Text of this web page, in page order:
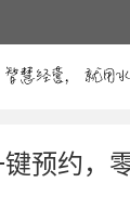
预约，